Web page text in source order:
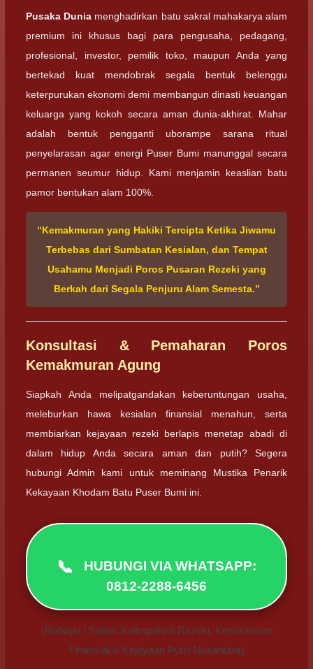
Pusaka Dunia menghadirkan batu sakral mahakarya alam
premium ini khusus bagi para pengusaha, pedagang,
profesional, investor, pemilik toko, maupun Anda yang
bertekad kuat mendobrak segala bentuk belenggu
keterpurukan ekonomi demi membangun dinasti keuangan
keluarga yang kokoh secara aman dunia-akhirat. Mahar
adalah bentuk pengganti uborampe sarana ritual
penyelarasan agar energi Puser Bumi manunggal secara
permanen seumur hidup. Kami menjamin keaslian batu
pamor bentukan alam 100%.
“Kemakmuran yang Hakiki Tercipta Ketika Jiwamu
Terbebas dari Sumbatan Kesialan, dan Tempat
Usahamu Menjadi Poros Pusaran Rezeki yang
Berkah dari Segala Penjuru Alam Semesta.”
Konsultasi & Pemaharan Poros
Kemakmuran Agung
Siapkah Anda melipatgandakan keberuntungan usaha,
meleburkan hawa kesialan finansial menahun, serta
membiarkan kejayaan rezeki berlapis menetap abadi di
dalam hidup Anda secara aman dan putih? Segera
hubungi Admin kami untuk meminang Mustika Penarik
Kekayaan Khodam Batu Puser Bumi ini.
📞
HUBUNGI VIA WHATSAPP:
0812-2288-6456
(Rahayu / Salam Kelimpahan Rezeki, Kesuksesan
Finansial & Kejayaan Putih Nusantara)